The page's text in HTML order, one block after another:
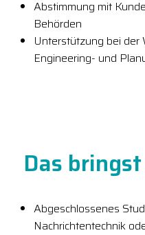
Abstimmung mit
Behörden
Unterstützung bei
Engineering- und
Das
Abgeschlossenes
Nachrichtentechnik